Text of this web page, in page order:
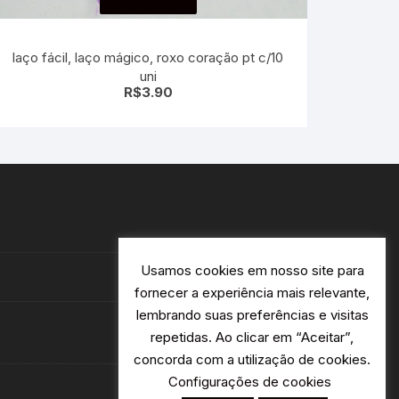
laço fácil, laço mágico, roxo coração pt c/10
uni
R$3.90
Usamos cookies em nosso site para
fornecer a experiência mais relevante,
lembrando suas preferências e visitas
repetidas. Ao clicar em “Aceitar”,
concorda com a utilização de cookies.
Configurações de cookies